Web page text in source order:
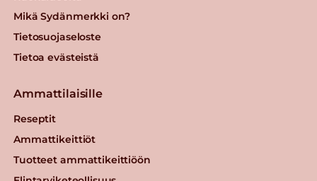
Mikä Sydänmerkki on?
Tietosuojaseloste
Tietoa evästeistä
Ammattilaisille
Reseptit
Ammattikeittiöt
Tuotteet ammattikeittiöön